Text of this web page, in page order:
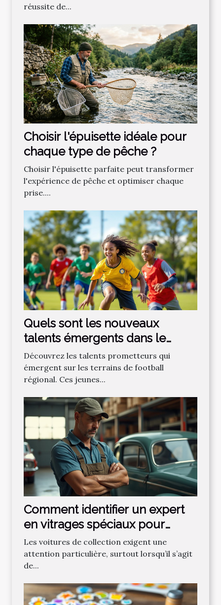
réussite de...
Choisir l'épuisette idéale pour
chaque type de pêche ?
Choisir l'épuisette parfaite peut transformer
l'expérience de pêche et optimiser chaque
prise....
Quels sont les nouveaux
talents émergents dans le
football régional ?
Découvrez les talents prometteurs qui
émergent sur les terrains de football
régional. Ces jeunes...
Comment identifier un expert
en vitrages spéciaux pour
voitures de collection ?
Les voitures de collection exigent une
attention particulière, surtout lorsqu’il s’agit
de...